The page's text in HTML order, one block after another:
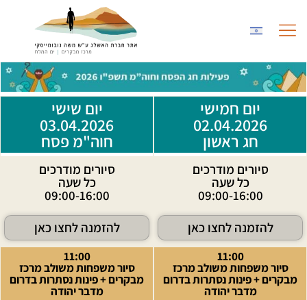
יום חמישי
02.04.2026
חג ראשון
סיורים מודרכים
כל שעה
09:00-16:00
להזמנה לחצו כאן
11:00
סיור משפחות משולב מרכז
מבקרים + פינות נסתרות בדרום
מדבר יהודה
יום שישי
03.04.2026
חוה"מ פסח
סיורים מודרכים
כל שעה
09:00-16:00
להזמנה לחצו כאן
11:00
סיור משפחות משולב מרכז
מבקרים + פינות נסתרות בדרום
מדבר יהודה